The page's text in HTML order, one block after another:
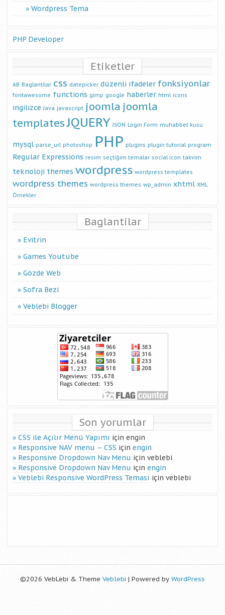
Wordpress Tema
PHP Developer
Etiketler
AB Baglantilar css datepicker düzenli ifadeler fonksiyonlar
fontawesome functions gimp google haberler html icons
ingilizce Java javascript joomla joomla
templatesJQUERY JSON Login Form muhabbet kusu
mysql parse_url photoshop PHP plugins plugin tutorial program
Regular Expressions resim seçtiğim temalar social icon takvim
teknoloji themes wordpress wordpress templates
wordpress themes wordpress themes wp_admin xhtml XML
Örnekler
Baglantilar
Evitrin
Games Youtube
Gözde Web
Sofra Bezi
Veblebi Blogger
Son yorumlar
CSS ile Açılır Menü Yapımı için engin
Responsive NAV menu – CSS için engin
Responsive Dropdown Nav Menu için veblebi
Responsive Dropdown Nav Menu için engin
Veblebi Responsive WordPress Teması için veblebi
©2026 VebLebi & Theme Veblebi | Powered by WordPress